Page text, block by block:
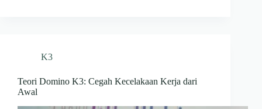
K3
Teori Domino K3: Cegah Kecelakaan Kerja dari
Awal